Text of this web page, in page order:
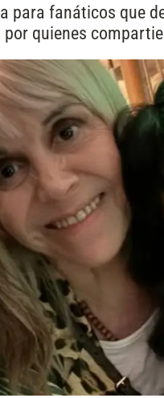
para fanáticos que
quienes